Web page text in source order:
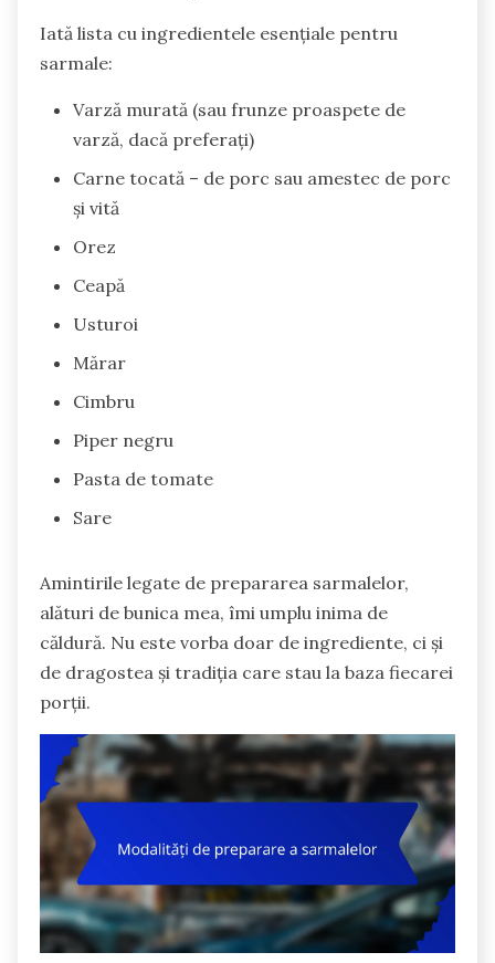
Iată lista cu ingredientele esențiale pentru
sarmale:
Varză murată (sau frunze proaspete de
varză, dacă preferați)
Carne tocată – de porc sau amestec de porc
și vită
Orez
Ceapă
Usturoi
Mărar
Cimbru
Piper negru
Pasta de tomate
Sare
Amintirile legate de prepararea sarmalelor,
alături de bunica mea, îmi umplu inima de
căldură. Nu este vorba doar de ingrediente, ci și
de dragostea și tradiția care stau la baza fiecarei
porții.